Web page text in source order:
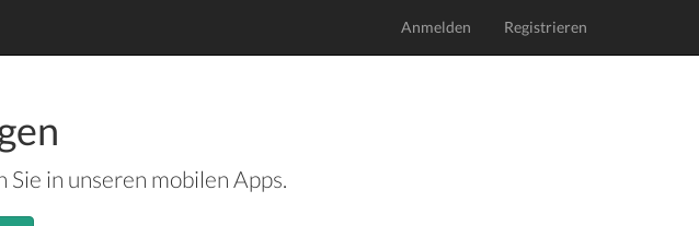
Anmelden Registrieren
in unseren mobilen Apps.